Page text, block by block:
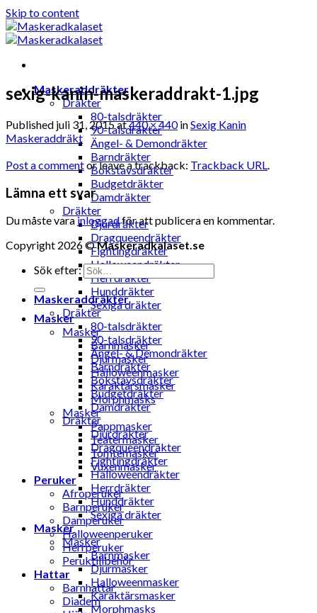
Skip to content
Maskeraddräkter
Dräkter
80-talsdräkter
90-talsdräkter
Ängel- & Demondräkter
Barndräkter
Bokstavsdräkter
Budgetdräkter
Damdräkter
Dräkter
Djurdräkter
Dragqueendräkter
Fightingdräkter
Halloweendräkter
Herrdräkter
Hunddräkter
Sexiga dräkter
Masker
Masker
Barnmasker
Djurmasker
Halloweenmasker
Karaktärsmasker
Morphmasks
Masker
Pappmasker
Teatermasker
Tomtemasker
Vuxenmasker
Peruker
Afroperuker
Barnperuker
Damperuker
Halloweenperuker
Herrperuker
Peruktillbehör
Hattar
Barnhattar
Diadem
sexig-kanin-maskeraddrakt-1.jpg
Published juli 31, 2015at440 × 440inSexig Kanin
Maskeraddräkt
Post a commentor leave a trackback: Trackback URL.
Lämna ett svar
Du måste varainloggadför att publicera en kommentar.
Copyright 2026 ©Maskeradkalaset.se
Sök efter:
Maskeraddräkter
Dräkter
80-talsdräkter
90-talsdräkter
Ängel- & Demondräkter
Barndräkter
Bokstavsdräkter
Budgetdräkter
Damdräkter
Dräkter
Djurdräkter
Dragqueendräkter
Fightingdräkter
Halloweendräkter
Herrdräkter
Hunddräkter
Sexiga dräkter
Masker
Masker
Barnmasker
Djurmasker
Halloweenmasker
Karaktärsmasker
Morphmasks